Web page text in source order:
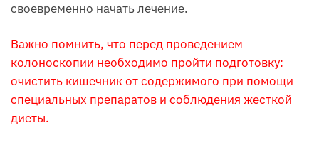
своевременно начать лечение.
Важно помнить, что перед проведением
колоноскопии необходимо пройти подготовку:
очистить кишечник от содержимого при помощи
специальных препаратов и соблюдения жесткой
диеты.